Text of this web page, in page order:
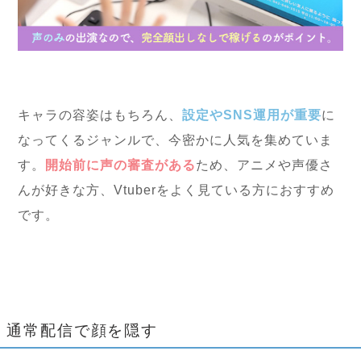
キャラの容姿はもちろん、設定やSNS運用が重要に
なってくるジャンルで、今密かに人気を集めていま
す。 開始前に声の審査があるため、アニメや声優さ
んが好きな方、Vtuberをよく見ている方におすすめ
です。
通常配信で顔を隠す